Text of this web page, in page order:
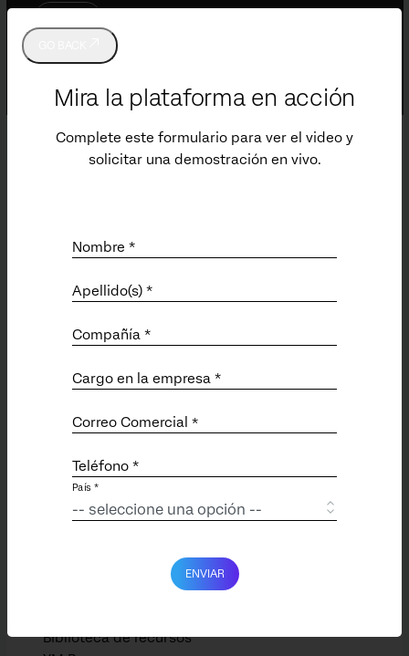
Mira la plataforma en acción
Complete este formulario para ver el video y
solicitar una demostración en vivo.
Nombre *
Apellido(s) *
Compañía *
Cargo en la empresa *
Correo Comercial *
Teléfono *
País *
ENVIAR
Centro de Satisfacción
Qualtrics Community (EN)
Status (EN)
Conferencia X4 (inglés)
Asociaciones (Inglés)
Noticias (EN)
Biblioteca de recursos